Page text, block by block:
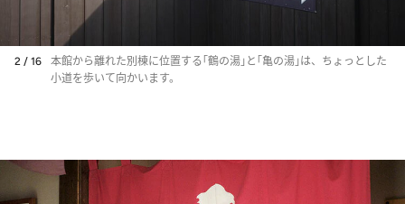
2 / 16
本館から離れた別棟に位置する｢鶴の湯｣と｢亀の湯｣は、ちょっとした
小道を歩いて向かいます。